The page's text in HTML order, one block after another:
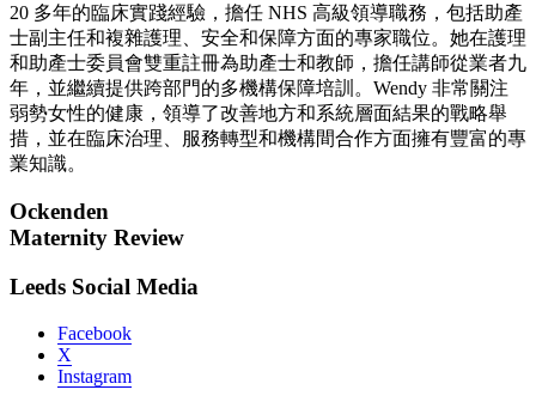
20 多年的臨床實踐經驗，擔任 NHS 高級領導職務，包括助產
士副主任和複雜護理、安全和保障方面的專家職位。她在護理
和助產士委員會雙重註冊為助產士和教師，擔任講師從業者九
年，並繼續提供跨部門的多機構保障培訓。Wendy 非常關注
弱勢女性的健康，領導了改善地方和系統層面結果的戰略舉
措，並在臨床治理、服務轉型和機構間合作方面擁有豐富的專
業知識。
Ockenden
Maternity Review
Leeds Social Media
Facebook
X
Instagram